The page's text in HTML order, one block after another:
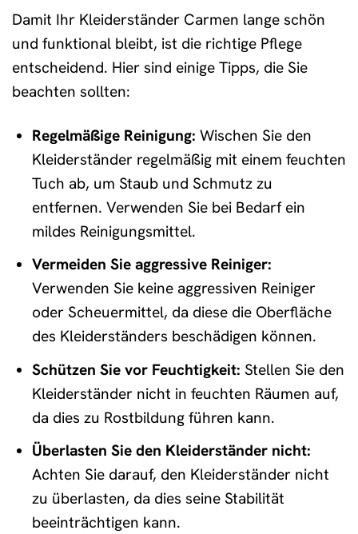
Damit Ihr Kleiderständer Carmen lange schön
und funktional bleibt, ist die richtige Pflege
entscheidend. Hier sind einige Tipps, die Sie
beachten sollten:
Regelmäßige Reinigung: Wischen Sie den
Kleiderständer regelmäßig mit einem feuchten
Tuch ab, um Staub und Schmutz zu
entfernen. Verwenden Sie bei Bedarf ein
mildes Reinigungsmittel.
Vermeiden Sie aggressive Reiniger:
Verwenden Sie keine aggressiven Reiniger
oder Scheuermittel, da diese die Oberfläche
des Kleiderständers beschädigen können.
Schützen Sie vor Feuchtigkeit: Stellen Sie den
Kleiderständer nicht in feuchten Räumen auf,
da dies zu Rostbildung führen kann.
Überlasten Sie den Kleiderständer nicht:
Achten Sie darauf, den Kleiderständer nicht
zu überlasten, da dies seine Stabilität
beeinträchtigen kann.